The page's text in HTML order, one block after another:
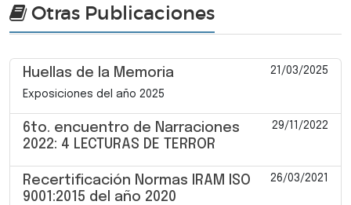
Otras Publicaciones
Huellas de la Memoria 21/03/2025
Exposiciones del año 2025
6to. encuentro de Narraciones
2022: 4 LECTURAS DE TERROR
29/11/2022
Recertificación Normas IRAM ISO
9001:2015 del año 2020
26/03/2021